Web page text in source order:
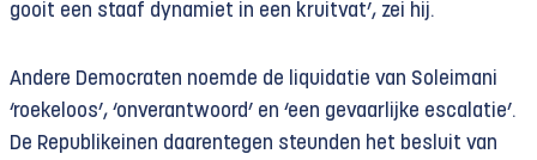
gooit een staaf dynamiet in een kruitvat’, zei hij.
Andere Democraten noemde de liquidatie van Soleimani
‘roekeloos’, ‘onverantwoord’ en ‘een gevaarlijke escalatie’.
De Republikeinen daarentegen steunden het besluit van